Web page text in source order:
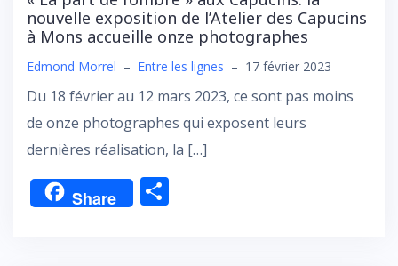
nouvelle exposition de l’Atelier des Capucins
à Mons accueille onze photographes
Edmond Morrel – Entre les lignes – 17 février 2023
Du 18 février au 12 mars 2023, ce sont pas moins
de onze photographes qui exposent leurs
dernières réalisation, la […]
Share